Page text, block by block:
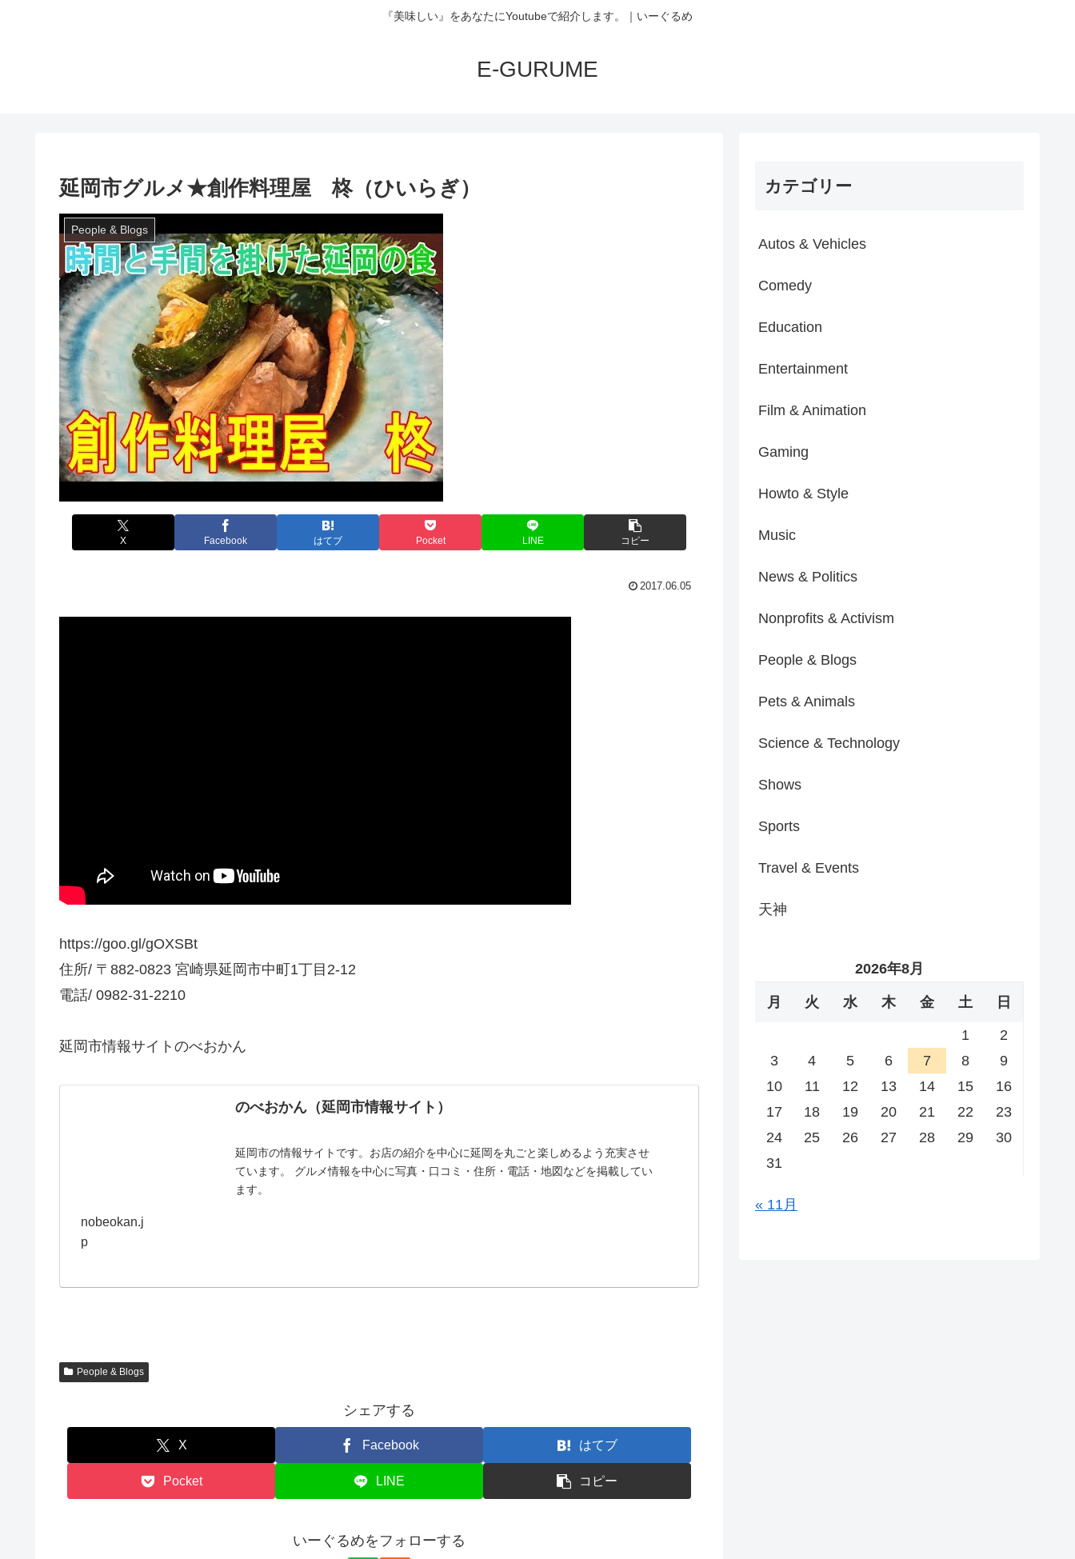
『美味しい』をあなたにYoutubeで紹介します。｜いーぐるめ
E-GURUME
延岡市グルメ★創作料理屋 柊（ひいらぎ）
People & Blogs
X Facebook はてブ Pocket LINE コピー
2017.06.05
https://goo.gl/gOXSBt
住所/ 〒882-0823 宮崎県延岡市中町1丁目2-12
電話/ 0982-31-2210
延岡市情報サイトのべおかん
のべおかん（延岡市情報サイト）
延岡市の情報サイトです。お店の紹介を中心に延岡を丸ごと楽しめるよう充実させ
ています。 グルメ情報を中心に写真・口コミ・住所・電話・地図などを掲載してい
ます。
nobeokan.j
p
People & Blogs
シェアする
X Facebook はてブ
Pocket LINE コピー
いーぐるめをフォローする
カテゴリー
Autos & Vehicles
Comedy
Education
Entertainment
Film & Animation
Gaming
Howto & Style
Music
News & Politics
Nonprofits & Activism
People & Blogs
Pets & Animals
Science & Technology
Shows
Sports
Travel & Events
天神
2026年8月
月 火 水 木 金 土 日
1
2
3
4 5 6 7 8
9
10
11 12 13 14 15
16
17
18 19 20 21 22
23
24
25 26 27 28 29
30
31
« 11月